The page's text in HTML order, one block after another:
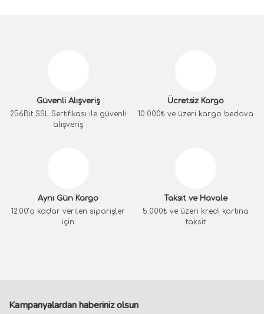
Güvenli Alışveriş
256Bit SSL Sertifikası ile güvenli
alışveriş
Ücretsiz Kargo
10.000₺ ve üzeri kargo bedava
Aynı Gün Kargo
12:00’a kadar verilen siparişler
için
Taksit ve Havale
5.000₺ ve üzeri kredi kartına
taksit
Kampanyalardan haberiniz olsun